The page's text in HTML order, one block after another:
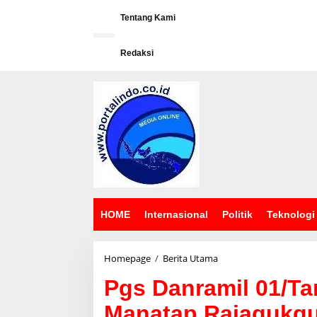
Tentang Kami
Redaksi
HOME Internasional Politik Teknologi
Homepage / Berita Utama
s
D
a
Pgs Danramil 01/